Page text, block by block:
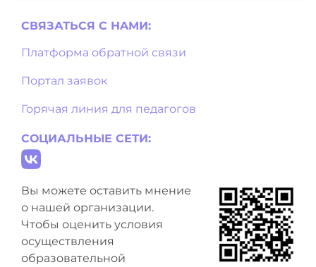
СВЯЗАТЬСЯ С НAМИ:
Платформа обратной связи
Портал заявок
Горячая линия для педагогов
СОЦИАЛЬНЫЕ СЕТИ:
Вы можете оставить мнение
о нашей организации.
Чтобы оценить условия
осуществления
образовательной